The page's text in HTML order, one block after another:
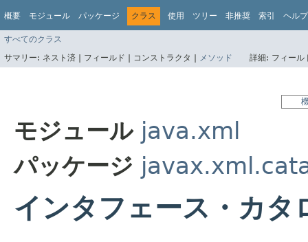
概要 モジュール パッケージ クラス 使用 ツリー 非推奨 索引 ヘルプ
すべてのクラス
サマリー: ネスト済 | フィールド | コンストラクタ | メソッド 詳細: フィー
モジュール java.xml
パッケージ
インタフェース・カタ